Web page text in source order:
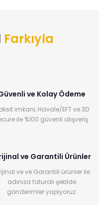
Farkıyla
ve Kolay Ödeme
imkanı, Havale/EFT ve 3D
ile %100 güvenli alışveriş.
ve Garantili Ürünler
ve ve Garantili ürünler ile
adınıza faturalı şekilde
gönderimler yapıyoruz.